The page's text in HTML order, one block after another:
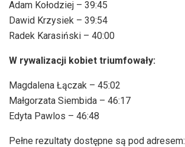
Adam Kołodziej – 39:45
Dawid Krzysiek – 39:54
Radek Karasiński – 40:00
W rywalizacji kobiet triumfowały:
Magdalena Łączak – 45:02
Małgorzata Siembida – 46:17
Edyta Pawlos – 46:48
Pełne rezultaty dostępne są pod adresem: